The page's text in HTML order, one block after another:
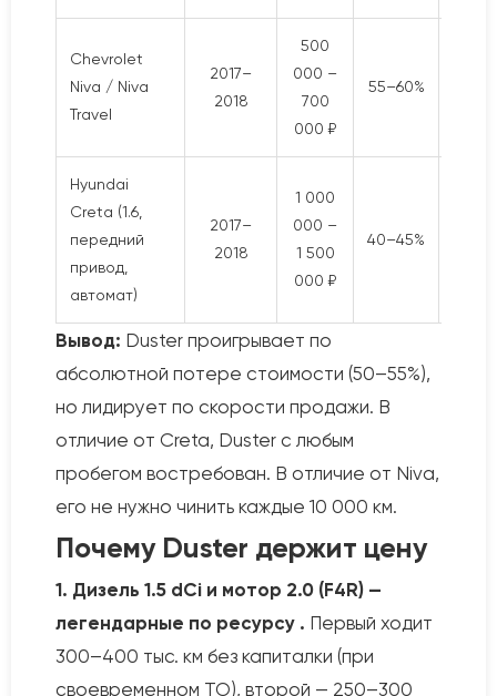
Chevrolet
Niva / Niva
Travel
2017–
2018
500
000 –
700
000 ₽
55–60%
Hyundai
Creta (1.6,
передний
привод,
автомат)
2017–
2018
1 000
000 –
1 500
000 ₽
40–45%
Вывод: Duster проигрывает по
абсолютной потере стоимости (50–55%),
но лидирует по скорости продажи. В
отличие от Creta, Duster с любым
пробегом востребован. В отличие от Niva,
его не нужно чинить каждые 10 000 км.
Почему Duster держит цену
1. Дизель 1.5 dCi и мотор 2.0 (F4R) —
легендарные по ресурсу . Первый ходит
300–400 тыс. км без капиталки (при
своевременном ТО), второй — 250–300